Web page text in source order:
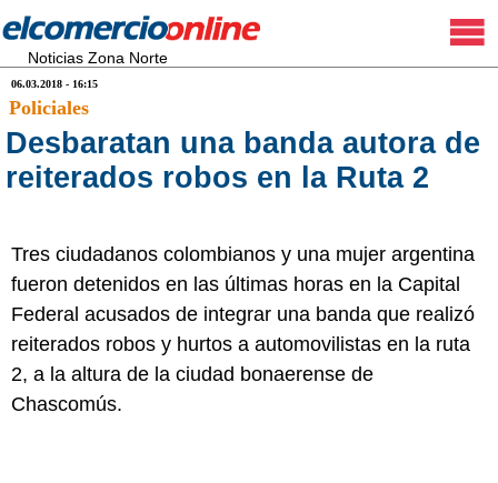
Noticias Zona Norte
06.03.2018 - 16:15
Policiales
Desbaratan una banda autora de
reiterados robos en la Ruta 2
Tres ciudadanos colombianos y una mujer argentina
fueron detenidos en las últimas horas en la Capital
Federal acusados de integrar una banda que realizó
reiterados robos y hurtos a automovilistas en la ruta
2, a la altura de la ciudad bonaerense de
Chascomús.